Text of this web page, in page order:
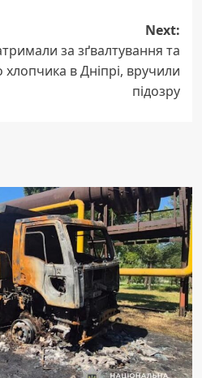
Next:
за зґвалтування та
хлопчика в Дніпрі, вручили
підозру